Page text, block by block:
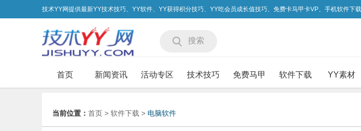
技术YY网提供最新YY技术技巧、YY软件、YY获得积分技巧、YY吃会员成长值技巧、免费卡马甲卡VP、手机软件下
搜索
首页 新闻资讯 活动专区 技术技巧 免费马甲 软件下载 YY素材
当前位置： 首页 > 软件下载 > 电脑软件